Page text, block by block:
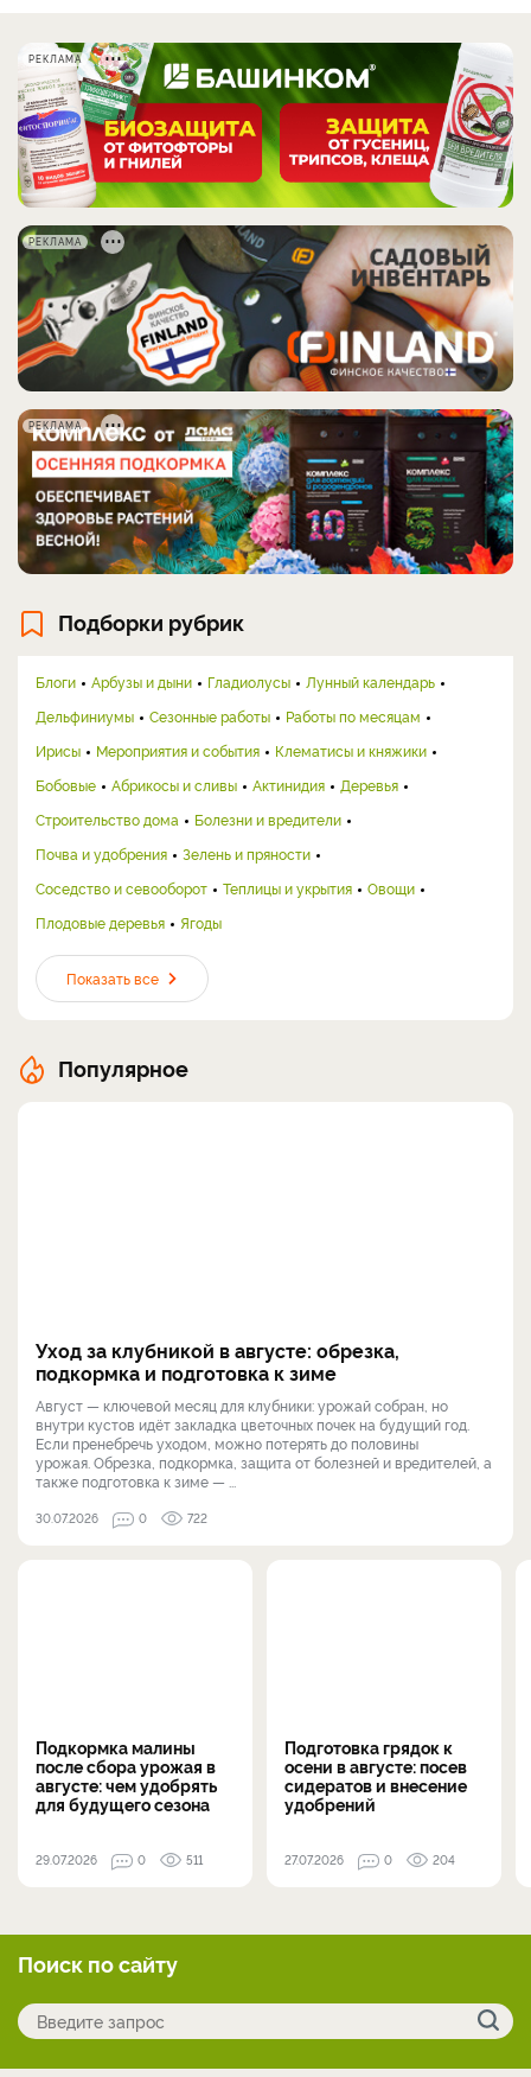
РЕКЛАМА
РЕКЛАМА
РЕКЛАМА
Подборки рубрик
Блоги Арбузы и дыни Гладиолусы
Лунный календарь
Дельфиниумы
Сезонные работы
Работы по месяцам
Ирисы
Мероприятия и события
Клематисы и княжики
Бобовые
Абрикосы и сливы Актинидия
Деревья
Строительство дома
Болезни и вредители
Почва и удобрения
Зелень и пряности
Соседство и севооборот
Теплицы и укрытия
Овощи
Плодовые деревья
Ягоды
Показать все
Популярное
Уход за клубникой в августе: обрезка,
подкормка и подготовка к зиме
Август — ключевой месяц для клубники: урожай собран, но
внутри кустов идёт закладка цветочных почек на будущий год.
Если пренебречь уходом, можно потерять до половины
урожая. Обрезка, подкормка, защита от болезней и вредителей, а
также подготовка к зиме — ...
30.07.2026 0 722
Подкормка малины
после сбора урожая в
августе: чем удобрять
для будущего сезона
29.07.2026 0 511
Подготовка грядок к
осени в августе: посев
сидератов и внесение
удобрений
27.07.2026 0 204
Поиск по сайту